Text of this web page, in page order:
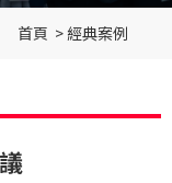
首頁 >經典案例